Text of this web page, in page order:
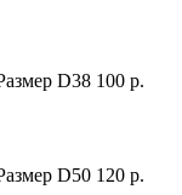
D38 100 р.
D50 120 р.